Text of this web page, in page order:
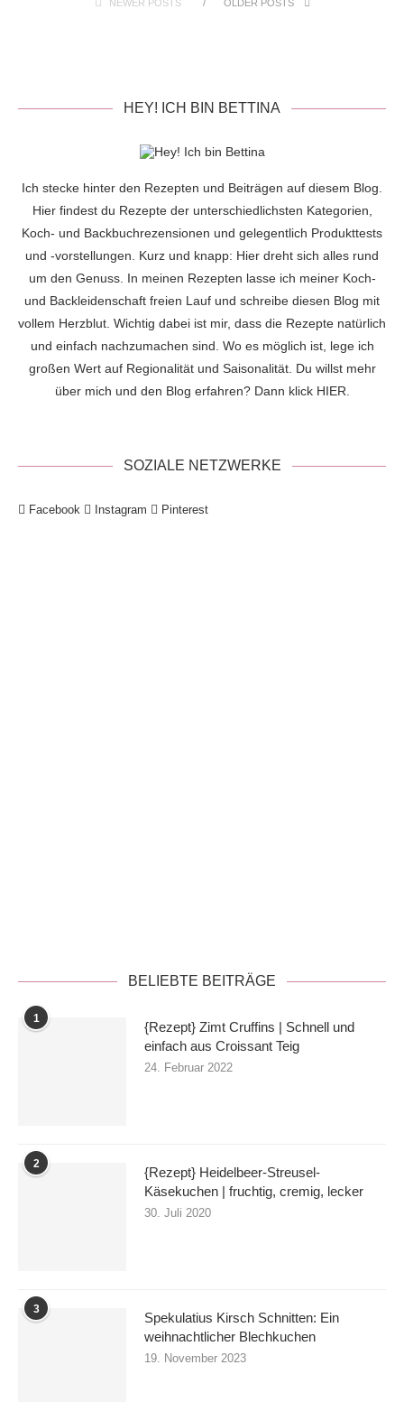
NEWER POSTS OLDER POSTS
HEY! ICH BIN BETTINA
Ich stecke hinter den Rezepten und Beiträgen auf diesem Blog.
Hier findest du Rezepte der unterschiedlichsten Kategorien,
Koch- und Backbuchrezensionen und gelegentlich Produkttests
und -vorstellungen. Kurz und knapp: Hier dreht sich alles rund
um den Genuss. In meinen Rezepten lasse ich meiner Koch-
und Backleidenschaft freien Lauf und schreibe diesen Blog mit
vollem Herzblut. Wichtig dabei ist mir, dass die Rezepte natürlich
und einfach nachzumachen sind. Wo es möglich ist, lege ich
großen Wert auf Regionalität und Saisonalität. Du willst mehr
über mich und den Blog erfahren? Dann klick HIER
SOZIALE NETZWERKE
Facebook Instagram Pinterest
BELIEBTE BEITRÄGE
1
{Rezept} Zimt Cruffins | Schnell und
einfach aus Croissant Teig
24. Februar 2022
2
{Rezept} Heidelbeer-Streusel-
Käsekuchen | fruchtig, cremig, lecker
30. Juli 2020
3
Spekulatius Kirsch Schnitten: Ein
weihnachtlicher Blechkuchen
19. November 2023